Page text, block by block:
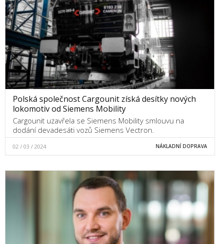
Polská společnost Cargounit získá desítky nových
lokomotiv od Siemens Mobility
Cargounit uzavřela se Siemens Mobility smlouvu na
dodání devadesáti vozů Siemens Vectron.
02 / 03 / 2024 NÁKLADNÍ DOPRAVA